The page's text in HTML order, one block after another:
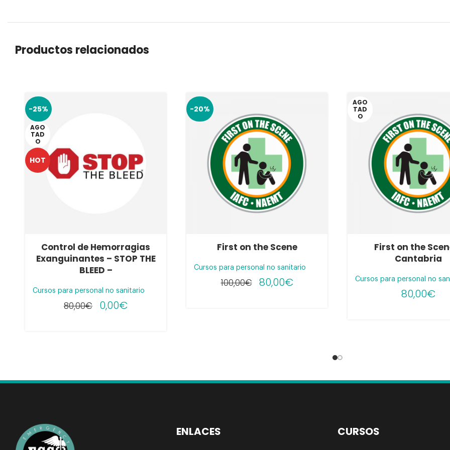
Productos relacionados
-25%
AGO
TAD
O
HOT
Control de Hemorragias
Exanguinantes – STOP THE
BLEED –
Cursos para personal no sanitario
80,00€ 0,00€
-20%
First on the Scene
Cursos para personal no sanitario
100,00€ 80,00€
AGO
TAD
O
First on the
Cantabria
Cursos para personal no
80,00€
ENLACES CURSOS